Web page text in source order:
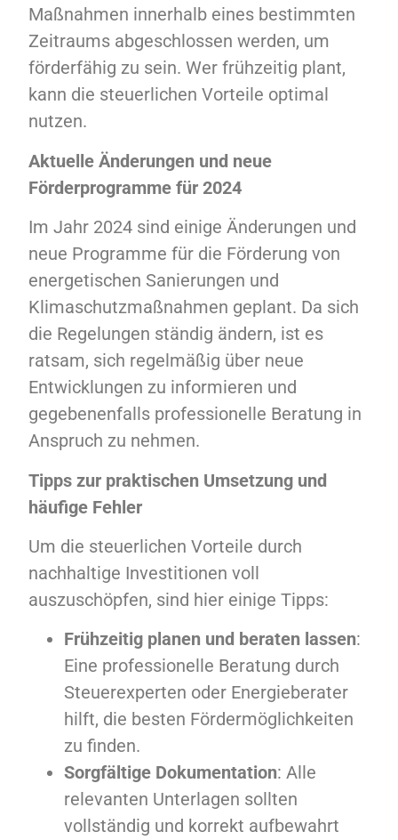
Maßnahmen innerhalb eines bestimmten
Zeitraums abgeschlossen werden, um
förderfähig zu sein. Wer frühzeitig plant,
kann die steuerlichen Vorteile optimal
nutzen.
Aktuelle Änderungen und neue
Förderprogramme für 2024
Im Jahr 2024 sind einige Änderungen und
neue Programme für die Förderung von
energetischen Sanierungen und
Klimaschutzmaßnahmen geplant. Da sich
die Regelungen ständig ändern, ist es
ratsam, sich regelmäßig über neue
Entwicklungen zu informieren und
gegebenenfalls professionelle Beratung in
Anspruch zu nehmen.
Tipps zur praktischen Umsetzung und
häufige Fehler
Um die steuerlichen Vorteile durch
nachhaltige Investitionen voll
auszuschöpfen, sind hier einige Tipps:
Frühzeitig planen und beraten lassen:
Eine professionelle Beratung durch
Steuerexperten oder Energieberater
hilft, die besten Fördermöglichkeiten
zu finden.
Sorgfältige Dokumentation: Alle
relevanten Unterlagen sollten
vollständig und korrekt aufbewahrt